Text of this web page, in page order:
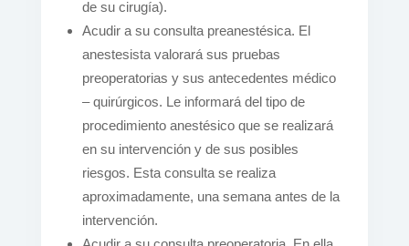
de su cirugía).
Acudir a su consulta preanestésica. El
anestesista valorará sus pruebas
preoperatorias y sus antecedentes médico
– quirúrgicos. Le informará del tipo de
procedimiento anestésico que se realizará
en su intervención y de sus posibles
riesgos. Esta consulta se realiza
aproximadamente, una semana antes de la
intervención.